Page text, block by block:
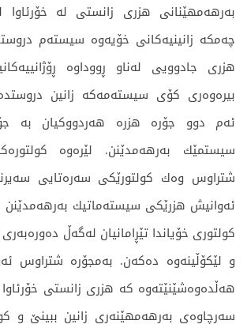
بەرهەمهێنانی هزری زانستی لە خۆرئاوا
چەمکە زانینیەکانی خۆیەوە سیستەم
هزری جادوویی لەناو ڕووداوە
بیرەوەری کۆی سیستەمەکە زانین
ئەم دوو جۆرە هزرە هەردووكیان بە
سیستمێك بەرهەمدێنن. لێرەوە
شتراوس وەك کولتورێکی سەرەتایی
ئەوانیش هزرێكی سیستەماتیك
کولتوری خۆیاندا تێڕامانیان لەگەڵ
و لێكۆڵینەوە دەكەن. بەمجۆرە شتراوس
هەڵدەوەشێنێتەوە كە هزری زانستی
سەرچاوەی بەرهەمهێنەری زانین ببینێ و